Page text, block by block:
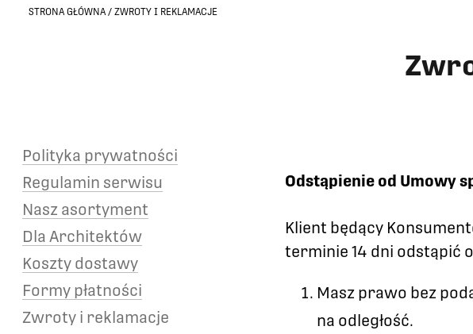
STRONA GŁÓWNA / ZWROTY I REKLAMACJE
Polityka prywatności
Regulamin serwisu
Nasz asortyment
Dla Architektów
Koszty dostawy
Formy płatności
Zwroty i reklamacje
Odstąpienie od Umowy
Klient będący
terminie 14 dni odstąpić
Masz prawo bez
na odległość.